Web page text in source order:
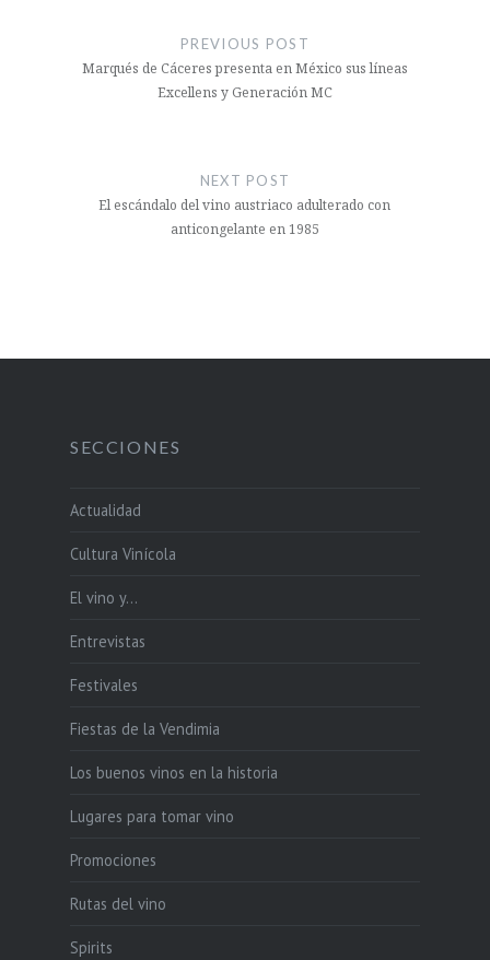
entradas
PREVIOUS POST
Marqués de Cáceres presenta en México sus líneas
Excellens y Generación MC
NEXT POST
El escándalo del vino austriaco adulterado con
anticongelante en 1985
SECCIONES
Actualidad
Cultura Vinícola
El vino y…
Entrevistas
Festivales
Fiestas de la Vendimia
Los buenos vinos en la historia
Lugares para tomar vino
Promociones
Rutas del vino
Spirits